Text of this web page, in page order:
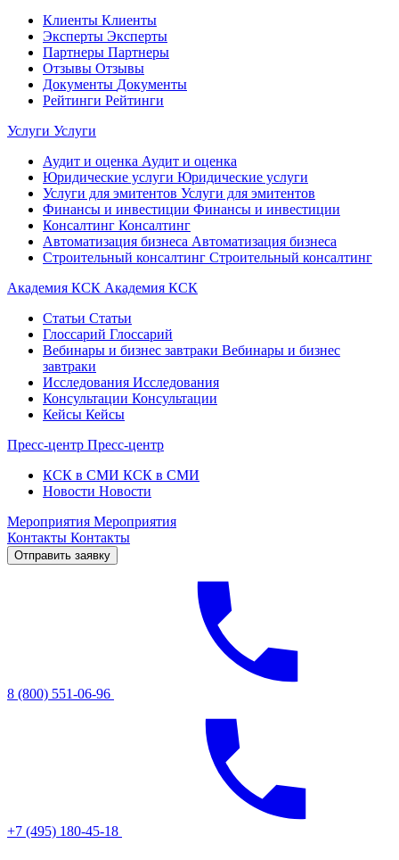
Клиенты Клиенты
Эксперты Эксперты
Партнеры Партнеры
Отзывы Отзывы
Документы Документы
Рейтинги Рейтинги
Услуги Услуги
Аудит и оценка Аудит и оценка
Юридические услуги Юридические услуги
Услуги для эмитентов Услуги для эмитентов
Финансы и инвестиции Финансы и инвестиции
Консалтинг Консалтинг
Автоматизация бизнеса Автоматизация бизнеса
Строительный консалтинг Строительный консалтинг
Академия КСК Академия КСК
Статьи Статьи
Глоссарий Глоссарий
Вебинары и бизнес завтраки Вебинары и бизнес
завтраки
Исследования Исследования
Консультации Консультации
Кейсы Кейсы
Пресс-центр Пресс-центр
КСК в СМИ КСК в СМИ
Новости Новости
Мероприятия Мероприятия
Контакты Контакты
Отправить заявку
8 (800) 551-06-96
+7 (495) 180-45-18